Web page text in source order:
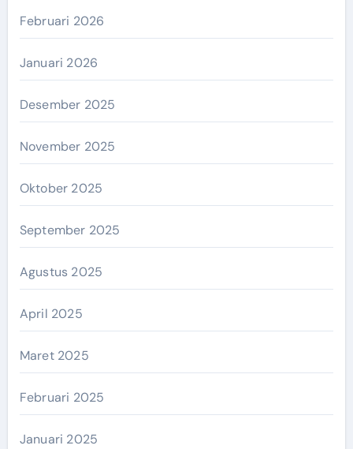
Februari 2026
Januari 2026
Desember 2025
November 2025
Oktober 2025
September 2025
Agustus 2025
April 2025
Maret 2025
Februari 2025
Januari 2025